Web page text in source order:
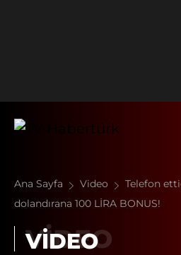
Ana Sayfa Video
Telefon
dolandırana 100 LİRA BONUS!
VİDEO